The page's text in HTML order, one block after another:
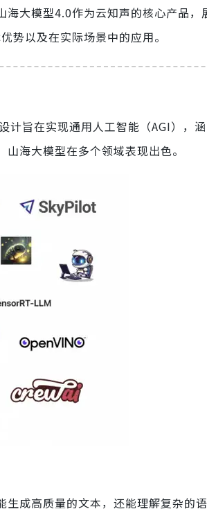
大模型4.0作为云知声的核心产品，
势以及在实际场景中的应用。
旨在实现通用人工智能（AGI），
海大模型在多个领域表现出色。
成高质量的文本，还能理解复杂的